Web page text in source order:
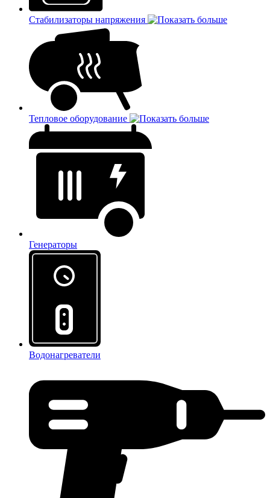
Стабилизаторы напряжения
Тепловое оборудование
Генераторы
Водонагреватели